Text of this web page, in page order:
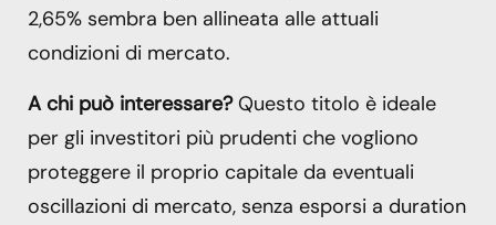
2,65% sembra ben allineata alle attuali
condizioni di mercato.
A chi può interessare?Questo titolo è ideale
per gli investitori più prudenti che vogliono
proteggere il proprio capitale da eventuali
oscillazioni di mercato, senza esporsi a duration